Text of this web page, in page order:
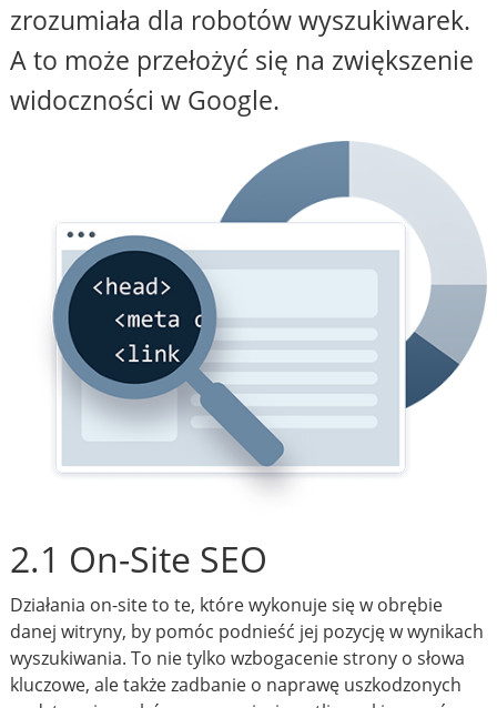
zrozumiała dla robotów wyszukiwarek.
A to może przełożyć się na zwiększenie
widoczności w Google.
2.1 On-Site SEO
Działania on-site to te, które wykonuje się w obrębie
danej witryny, by pomóc podnieść jej pozycję w wynikach
wyszukiwania. To nie tylko wzbogacenie strony o słowa
kluczowe, ale także zadbanie o naprawę uszkodzonych